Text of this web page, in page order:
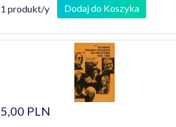
1 produkt/y Dodaj do Koszyka
5,00 PLN